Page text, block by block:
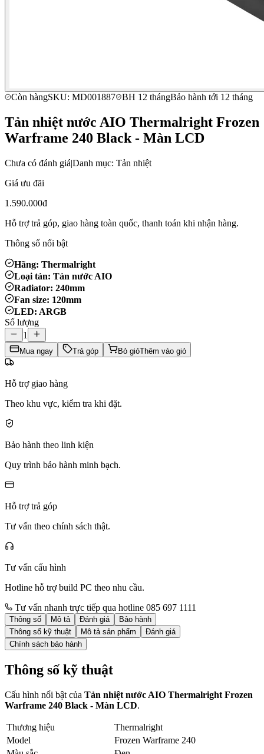
Còn hàngSKU: MD001887 BH 12 thángBảo hành tới 12 tháng
Tản nhiệt nước AIO Thermalright Frozen
Warframe 240 Black - Màn LCD
Chưa có đánh giá|Danh mục: Tản nhiệt
Giá ưu đãi
1.590.000đ
Hỗ trợ trả góp, giao hàng toàn quốc, thanh toán khi nhận hàng.
Thông số nổi bật
Hãng: Thermalright
Loại tản: Tản nước AIO
Radiator: 240mm
Fan size: 120mm
LED: ARGB
Số lượng
1
Mua ngay Trả góp Bỏ giỏThêm vào giỏ
Hỗ trợ giao hàng
Theo khu vực, kiểm tra khi đặt.
Bảo hành theo linh kiện
Quy trình bảo hành minh bạch.
Hỗ trợ trả góp
Tư vấn theo chính sách thật.
Tư vấn cấu hình
Hotline hỗ trợ build PC theo nhu cầu.
Tư vấn nhanh trực tiếp qua hotline 085 697 1111
Thông số Mô tả Đánh giá
Bảo hành
Thông số kỹ thuật
Mô tả sản phẩm
Đánh giá
Chính sách bảo hành
Thông số kỹ thuật
Cấu hình nổi bật của Tản nhiệt nước AIO Thermalright Frozen
Warframe 240 Black - Màn LCD.
Thương hiệu
Thermalright
Model
Frozen Warframe 240